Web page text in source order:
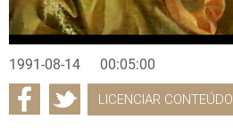
1991-08-14 00:05:00
LICENCIAR CONTEÚDO